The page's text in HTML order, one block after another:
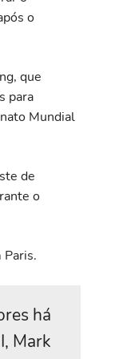
o
que
para
Mundial
de
o
há
Mark